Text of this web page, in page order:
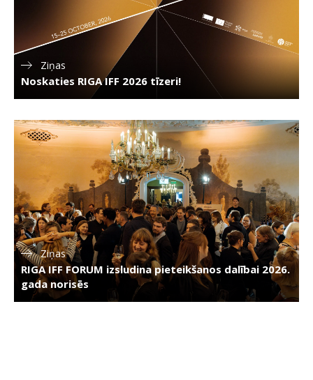
Ziņas
Noskaties RIGA IFF 2026 tīzeri!
Ziņas
RIGA IFF FORUM izsludina pieteikšanos dalībai 2026.
gada norisēs